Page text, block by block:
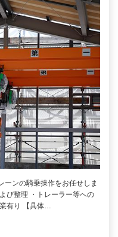
ーンの騎乗操作をお任せしま
び整理 ・トレーラー等への
有り 【具体…